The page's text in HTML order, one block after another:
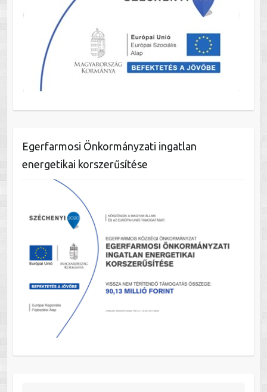
Egerfarmosi Önkormányzati ingatlan
energetikai korszerűsítése